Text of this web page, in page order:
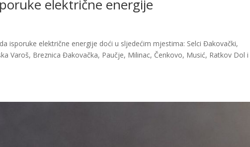
električne energije
isporuke električne energije doći u sljedećim mjestima: Selci Đakovački,
Varoš, Breznica Đakovačka, Paučje, Milinac, Čenkovo, Musić, Ratkov Dol i